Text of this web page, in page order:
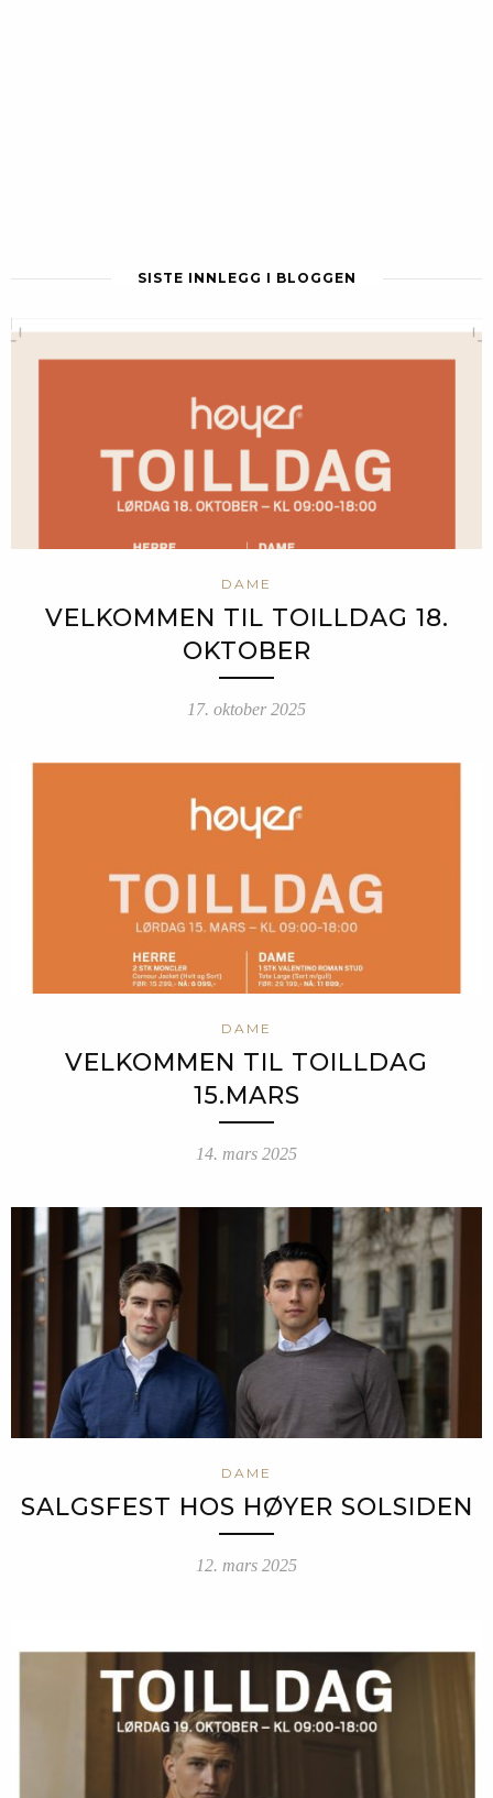
SISTE INNLEGG I BLOGGEN
DAME
VELKOMMEN TIL TOILLDAG 18.
OKTOBER
17. oktober 2025
DAME
VELKOMMEN TIL TOILLDAG
15.MARS
14. mars 2025
DAME
SALGSFEST HOS HØYER SOLSIDEN
12. mars 2025